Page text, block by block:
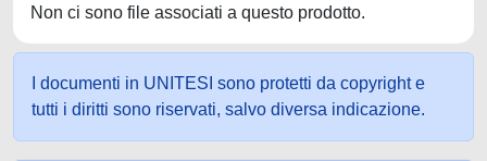
Non ci sono file associati a questo prodotto.
I documenti in UNITESI sono protetti da copyright e
tutti i diritti sono riservati, salvo diversa indicazione.